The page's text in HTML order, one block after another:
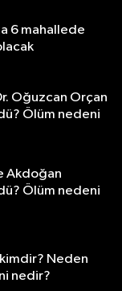
6 mahallede
Oğuzcan Orçan
Ölüm nedeni
Akdoğan
Ölüm nedeni
Neden
nedir?